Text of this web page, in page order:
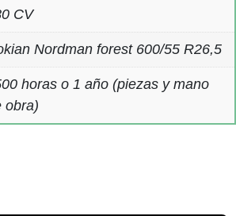
CV
Nordman forest 600/55 R26,5
horas o 1 año (piezas y mano
obra)